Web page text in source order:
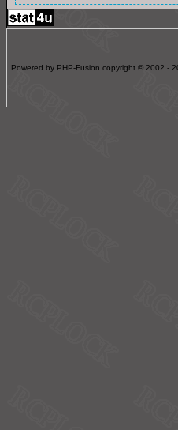
Powered by PHP-Fusion copyright © 2002 -